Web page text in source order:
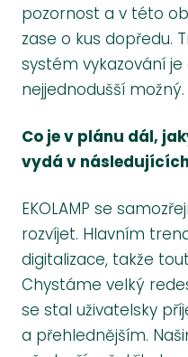
pozornost a v této
zase o kus dopředu.
systém vykazování
nejjednodušší možný.
Co je v plánu dál,
vydá v
EKOLAMP se
rozvíjet. Hlavním
digitalizace, takže
Chystáme velký
se stal uživatelsky
a přehlednějším.